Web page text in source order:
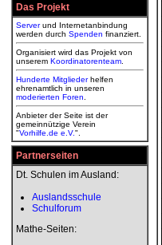
Das Projekt
Serverund Internetanbindung
werden durch Spenden finanziert.
Organisiert wird das Projekt von
unserem Koordinatorenteam
Hunderte Mitgliederhelfen
ehrenamtlich in unseren
moderierten Foren
Anbieter der Seite ist der
gemeinnützige Verein
"Vorhilfe.de e.V.".
Partnerseiten
Dt. Schulen im Ausland:
Auslandsschule
Schulforum
Mathe-Seiten: